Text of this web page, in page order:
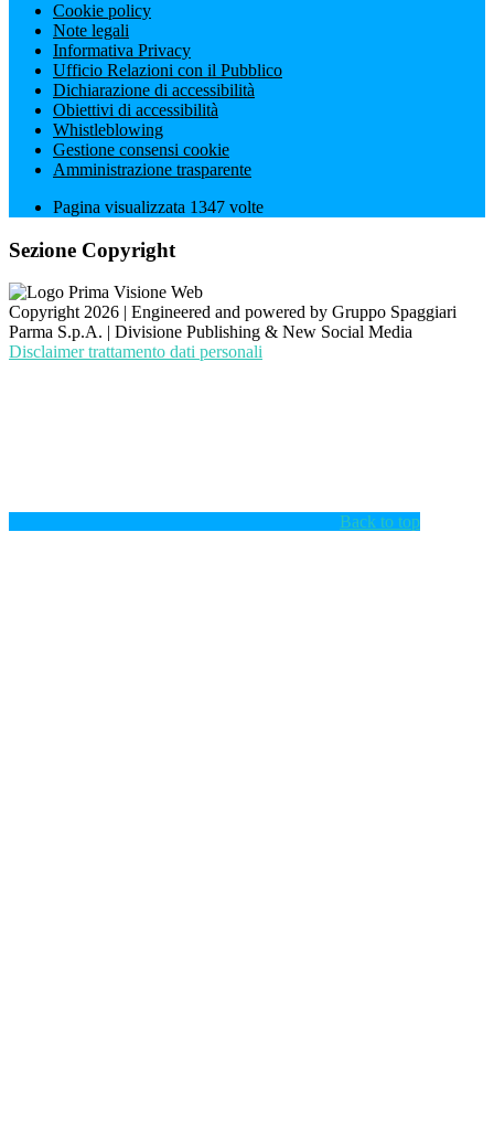
Cookie policy
Note legali
Informativa Privacy
Ufficio Relazioni con il Pubblico
Dichiarazione di accessibilità
Obiettivi di accessibilità
Whistleblowing
Gestione consensi cookie
Amministrazione trasparente
Pagina visualizzata 1347 volte
Sezione Copyright
Copyright 2026 | Engineered and powered by Gruppo Spaggiari
Parma S.p.A. | Divisione Publishing & New Social Media
Disclaimer trattamento dati personali
Back to top